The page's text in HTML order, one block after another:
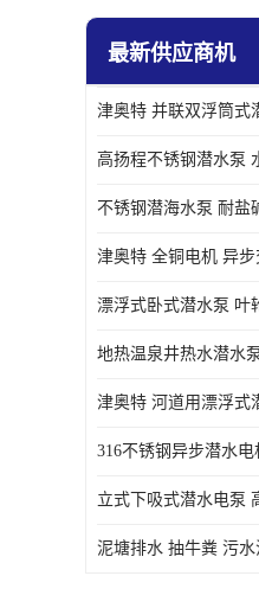
螺旋离心泵
控制柜
最新供应商机